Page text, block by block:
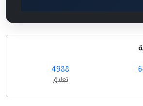
4988
تعليق